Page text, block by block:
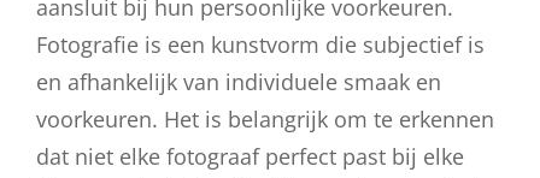
aansluit bij hun persoonlijke voorkeuren.
Fotografie is een kunstvorm die subjectief is
en afhankelijk van individuele smaak en
voorkeuren. Het is belangrijk om te erkennen
dat niet elke fotograaf perfect past bij elke